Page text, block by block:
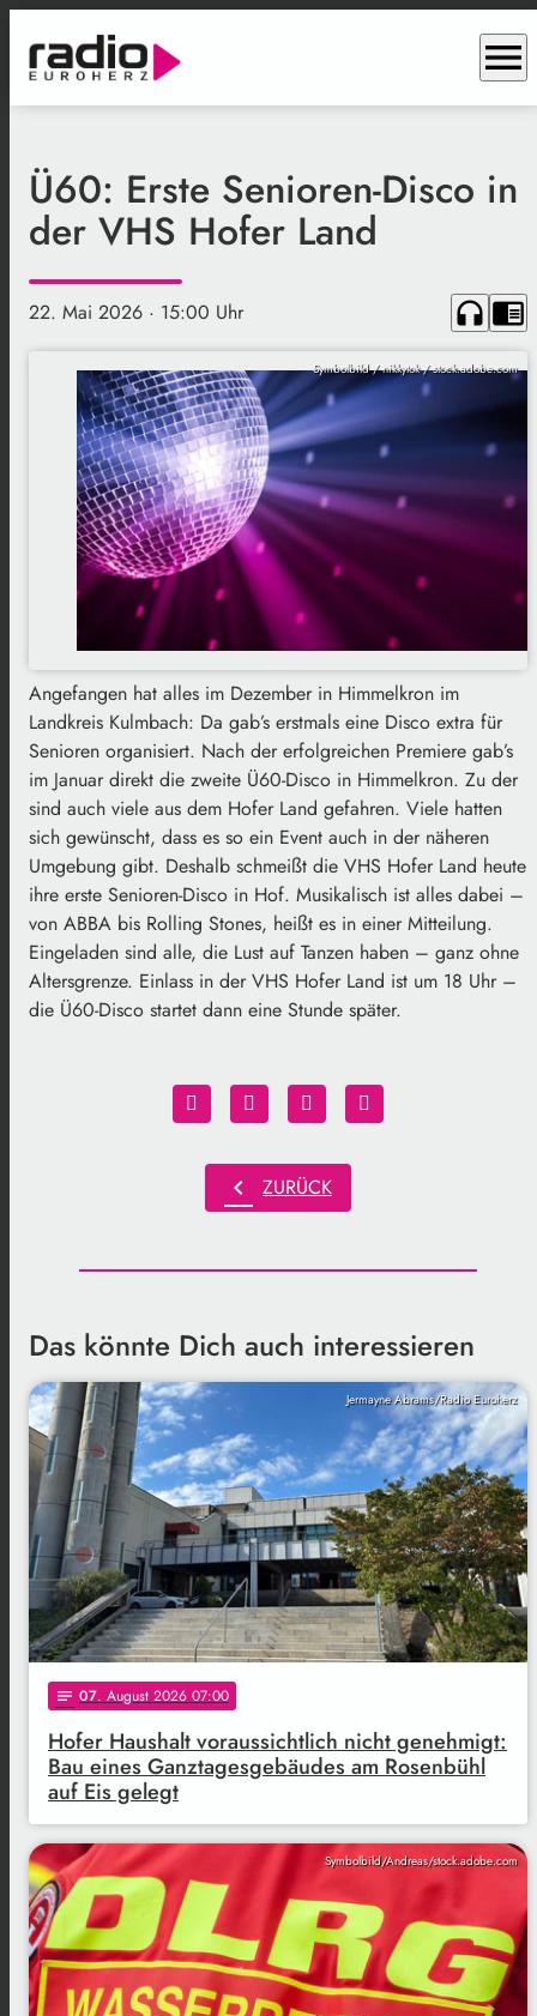
menu
Ü60: Erste Senioren-Disco in
der VHS Hofer Land
22. Mai 2026 · 15:00 Uhr headphones chrome_reader_mode
Symbolbild / nikkytok / stock.adobe.com
Angefangen hat alles im Dezember in Himmelkron im
Landkreis Kulmbach: Da gab’s erstmals eine Disco extra für
Senioren organisiert. Nach der erfolgreichen Premiere gab’s
im Januar direkt die zweite Ü60-Disco in Himmelkron. Zu der
sind auch viele aus dem Hofer Land gefahren. Viele hatten
sich gewünscht, dass es so ein Event auch in der näheren
Umgebung gibt. Deshalb schmeißt die VHS Hofer Land heute
ihre erste Senioren-Disco in Hof. Musikalisch ist alles dabei –
von ABBA bis Rolling Stones, heißt es in einer Mitteilung.
Eingeladen sind alle, die Lust auf Tanzen haben – ganz ohne
Altersgrenze. Einlass in der VHS Hofer Land ist um 18 Uhr –
die Ü60-Disco startet dann eine Stunde später.
chevron_left ZURÜCK
Das könnte Dich auch interessieren
Jermayne Abrams/Radio Euroherz
notes 07. August 2026 07:00
Hofer Haushalt voraussichtlich nicht genehmigt:
Bau eines Ganztagesgebäudes am Rosenbühl
auf Eis gelegt
Symbolbild/Andreas/stock.adobe.com